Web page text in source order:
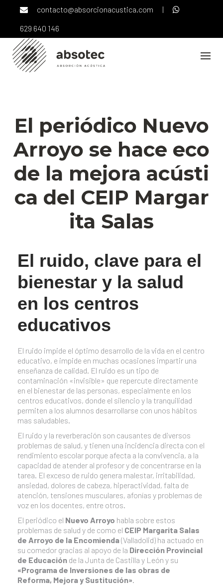
content
contacto@absorcionacustica.com
|
629 640 146
El periódico Nuevo
Arroyo se hace eco
de la mejora acústi
ca del CEIP Margar
ita Salas
El ruido, clave para el
bienestar y la salud
en los centros
educativos
El ruido impide el óptimo desarrollo de la vida en el centro
educativo, e impide en muchas ocasiones impartir una
enseñanza de calidad. El ruido es un tipo de
contaminación «invisible» que repercute directamente
en el bienestar de las personas, especialmente en los
centros educativos, donde el silencio y la tranquilidad
permiten a los alumnos desarrollarse con unos hábitos
mas saludables.
El ruido y la reverberación son causantes de diversos
problemas de salud, y tienen una incidencia directa con el
rendimiento escolar porque afecta a la convivencia, a la
capacidad de atender al profesor y de concentrarse en la
tarea. El exceso de ruido genera malestar, irritabilidad,
ansiedad, dolores de cabeza, hiperactividad, falta de
atención, tensiones musculares, afonías y problemas de
voz en los docentes, entre otros.
El periódico el Nuevo Arroyo habla sobre estos
problemas de salud y de como el CEIP Margarita Salas
de Arroyo de la Encomienda(Valladolid) ha actuado en
su comedor gracias al apoyo de la Dirección Provincial
de Educación de la Junta de Castilla y León y su
«Programa de Inversiones de las obras de
Reforma, Mejora y Sustitución».